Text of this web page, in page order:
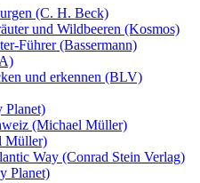
(C. H. Beck)
und Wildbeeren (Kosmos)
Führer (Bassermann)
und erkennen (BLV)
Planet)
(Michael Müller)
Müller)
Way (Conrad Stein Verlag)
Planet)